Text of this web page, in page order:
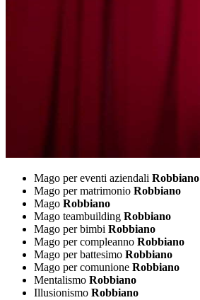
Mago per eventi aziendali Robbiano
Mago per matrimonio Robbiano
Mago Robbiano
Mago teambuilding Robbiano
Mago per bimbi Robbiano
Mago per compleanno Robbiano
Mago per battesimo Robbiano
Mago per comunione Robbiano
Mentalismo Robbiano
Illusionismo Robbiano